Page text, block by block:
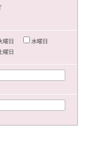
曜日
水曜日
曜日